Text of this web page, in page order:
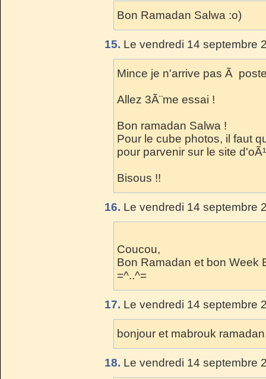
Bon Ramadan Salwa :o)
15. Le vendredi 14 septembre
Mince je n'arrive pas Ã
Allez 3Ã¨me essai !
Bon ramadan Salwa !
Pour le cube photos, il faut
pour parvenir sur le site
Bisous !!
16. Le vendredi 14 septembre
Coucou,
Bon Ramadan et bon Week
=^..^=
17. Le vendredi 14 septembre
bonjour et mabrouk
18. Le vendredi 14 septembre